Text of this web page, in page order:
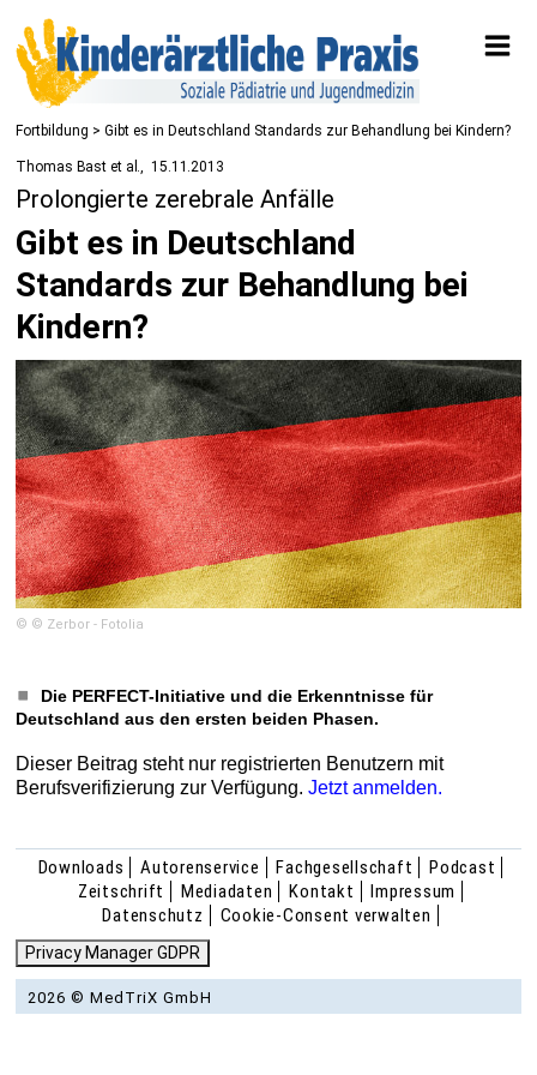
Fortbildung > Gibt es in Deutschland Standards zur Behandlung bei Kindern?
Thomas Bast et al. 15.11.2013
Prolongierte zerebrale Anfälle
Gibt es in Deutschland
Standards zur Behandlung bei
Kindern?
© © Zerbor - Fotolia
Die PERFECT-Initiative und die Erkenntnisse für
Deutschland aus den ersten beiden Phasen.
Dieser Beitrag steht nur registrierten Benutzern mit
Berufsverifizierung zur Verfügung.Jetzt anmelden.
Downloads Autorenservice Fachgesellschaft
Podcast
Zeitschrift
Mediadaten Kontakt
Impressum
Datenschutz
Cookie-Consent verwalten
Privacy Manager GDPR
2026 © MedTriX GmbH